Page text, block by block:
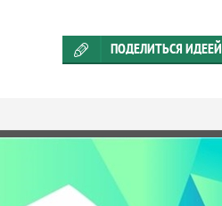
ПОДЕЛИТЬСЯ ИДЕЕЙ